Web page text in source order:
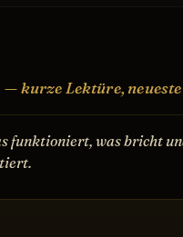
— kurze Lektüre,
funktioniert, was bricht